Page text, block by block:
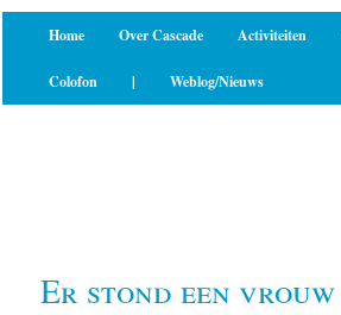
Home Over Cascade Activiteiten
Colofon | Weblog/Nieuws
Er stond een